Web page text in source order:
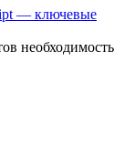
— ключевые
необходимость